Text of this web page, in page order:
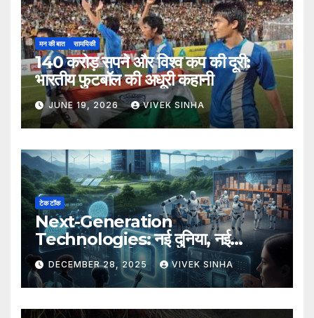
मन की बात सामयिकी
140 करोड़ सपने और विश्व कप की दूरी:
भारतीय फुटबॉल की अधूरी कहानी
JUNE 19, 2026 VIVEK SINHA
टेक टॉक
Next-Generation
Technologies: नई दुनिया, नई
संभावनाएँ, नया भविष्य
DECEMBER 28, 2025 VIVEK SINHA